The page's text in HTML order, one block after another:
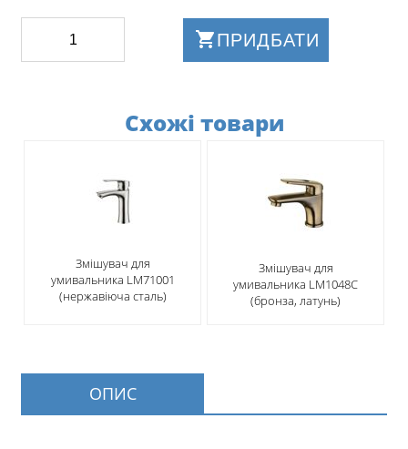
ПРИДБАТИ
Схожі товари
​Змішувач для
умивальника LM71001
(нержавіюча сталь)
Змішувач для
умивальника LM1048C
(бронза, латунь)
ОПИС